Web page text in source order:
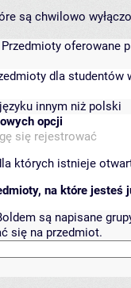
są chwilowo
Przedmioty oferowane
dla studentów
innym niż polski
opcji
się rejestrować
których istnieje
na które jesteś
są napisane
się na przedmiot.